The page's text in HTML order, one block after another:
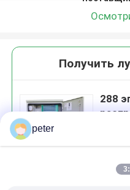
Получить
288
peter